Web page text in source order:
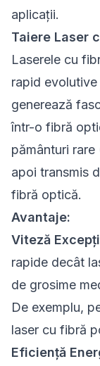
aplicații.
Taiere Laser
Laserele cu
rapid
generează
într-o fibră
pământuri
apoi transmis
fibră optică.
Avantaje:
Viteză
rapide decât
de grosime
De exemplu,
laser cu fibră
Eficiență